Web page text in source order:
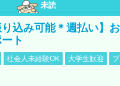
未読
り込み可能＊週払い】
ト
社会人未経験OK 大学生歓迎